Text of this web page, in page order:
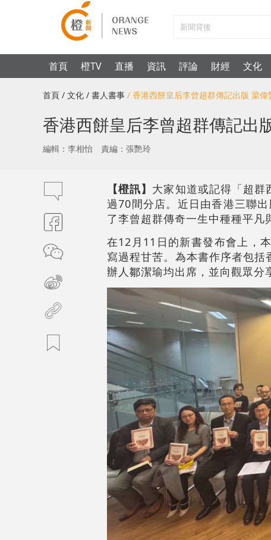
首頁 橙TV 直播 資訊 評論 財經 文化
首頁 / 文化 / 書人書事 / 香港西餅皇后李曾超群傳記出版 梁
香港西餅皇后李曾超群傳記出
編輯：李相怡 責編：張艷玲
【橙訊】 大家知道或記得「超群
過70間分店。近日由香港三聯
了李曾超群傳奇一生中種種平凡
在12月11日的新書發布會上，
寫過程甘苦。為本書作序者包
辦人鄒潔瑜均出席，並向觀眾分